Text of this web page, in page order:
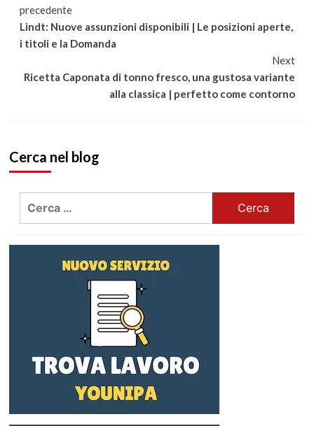
Continua
a
leggere
precedente
Lindt: Nuove assunzioni disponibili | Le posizioni aperte,
i titoli e la Domanda
Next
Ricetta Caponata di tonno fresco, una gustosa variante
alla classica | perfetto come contorno
Cerca nel blog